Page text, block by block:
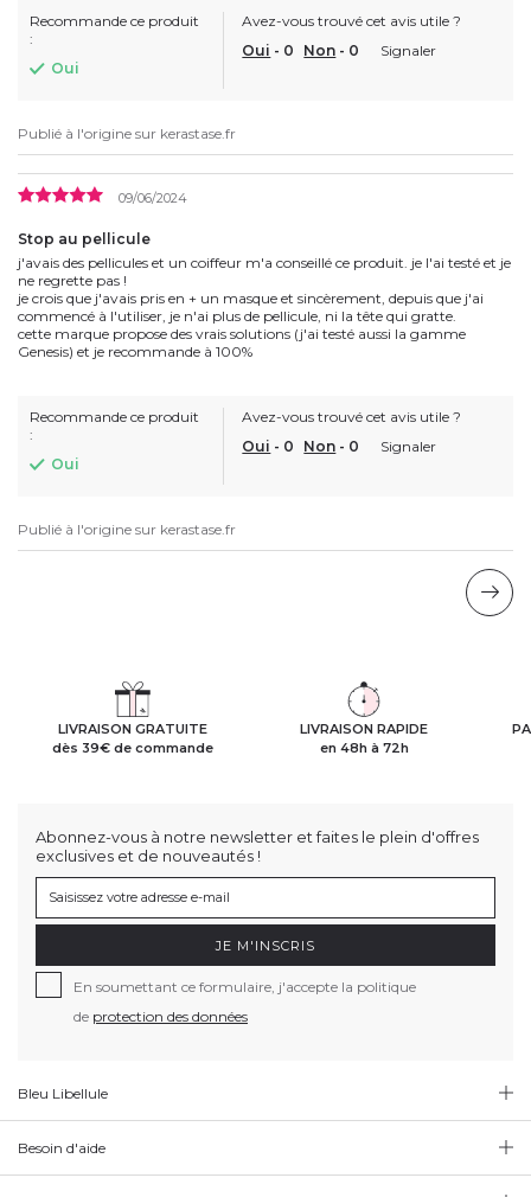
Recommande ce produit
:
Oui
Avez-vous trouvé cet avis utile ?
Oui - 0 Non - 0 Signaler
Publié à l'origine sur kerastase.fr
09/06/2024
Stop au pellicule
j'avais des pellicules et un coiffeur m'a conseillé ce produit. je l'ai testé et je
ne regrette pas !
je crois que j'avais pris en + un masque et sincèrement, depuis que j'ai
commencé à l'utiliser, je n'ai plus de pellicule, ni la tête qui gratte.
cette marque propose des vrais solutions (j'ai testé aussi la gamme
Genesis) et je recommande à 100%
Recommande ce produit
:
Oui
Avez-vous trouvé cet avis utile ?
Oui - 0 Non - 0 Signaler
Publié à l'origine sur kerastase.fr
LIVRAISON GRATUITE
dès 39€ de commande
LIVRAISON RAPIDE
en 48h à 72h
Abonnez-vous à notre newsletter et faites le plein d'offres
exclusives et de nouveautés !
JE M'INSCRIS
En soumettant ce formulaire, j'accepte la politique
de protection des données
Bleu Libellule
Besoin d'aide